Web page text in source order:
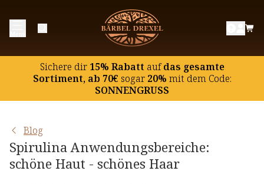
Sichere dir15% Rabatt aufdas gesamte
Sortiment, ab 70€ sogar20% mit dem Code:
SONNENGRUSS
Blog
Spirulina Anwendungsbereiche:
schöne Haut - schönes Haar
Spirulina-Rezepte für die Schönheit
Gesichtsmaske für unreine Haut
Gesichtsmaske für alle Hauttypen
Gesichtsmaske für trockene Haut
Haarmaske für kräftigen Haarwuchs
Hautfrische-Körperpeeling
Entlastungs-Bad